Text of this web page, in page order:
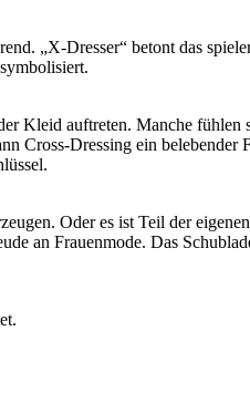
„X‑Dresser“ betont das
Kleid auftreten. Manche
Cross-Dressing ein
Oder es ist Teil der
an Frauenmode. Das